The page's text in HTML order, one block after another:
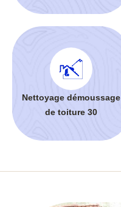
Nettoyage démoussage
de toiture 30